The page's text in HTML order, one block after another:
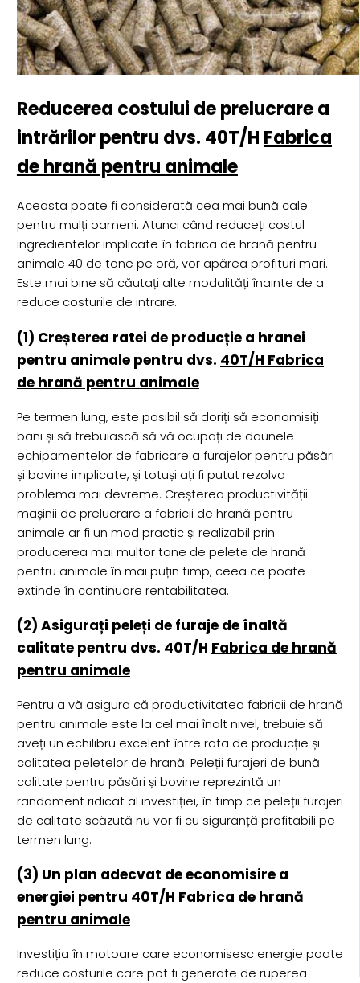
Reducerea costului de prelucrare a
intrărilor pentru dvs. 40T/H Fabrica
de hrană pentru animale
Aceasta poate fi considerată cea mai bună cale
pentru mulți oameni. Atunci când reduceți costul
ingredientelor implicate în fabrica de hrană pentru
animale 40 de tone pe oră, vor apărea profituri mari.
Este mai bine să căutați alte modalități înainte de a
reduce costurile de intrare.
(1) Creșterea ratei de producție a hranei
pentru animale pentru dvs. 40T/H Fabrica
de hrană pentru animale
Pe termen lung, este posibil să doriți să economisiți
bani și să trebuiască să vă ocupați de daunele
echipamentelor de fabricare a furajelor pentru păsări
și bovine implicate, și totuși ați fi putut rezolva
problema mai devreme. Creșterea productivității
mașinii de prelucrare a fabricii de hrană pentru
animale ar fi un mod practic și realizabil prin
producerea mai multor tone de pelete de hrană
pentru animale în mai puțin timp, ceea ce poate
extinde în continuare rentabilitatea.
(2) Asigurați peleți de furaje de înaltă
calitate pentru dvs. 40T/H Fabrica de hrană
pentru animale
Pentru a vă asigura că productivitatea fabricii de hrană
pentru animale este la cel mai înalt nivel, trebuie să
aveți un echilibru excelent între rata de producție și
calitatea peletelor de hrană. Peleții furajeri de bună
calitate pentru păsări și bovine reprezintă un
randament ridicat al investiției, în timp ce peleții furajeri
de calitate scăzută nu vor fi cu siguranță profitabili pe
termen lung.
(3) Un plan adecvat de economisire a
energiei pentru 40T/H Fabrica de hrană
pentru animale
Investiția în motoare care economisesc energie poate
reduce costurile care pot fi generate de ruperea